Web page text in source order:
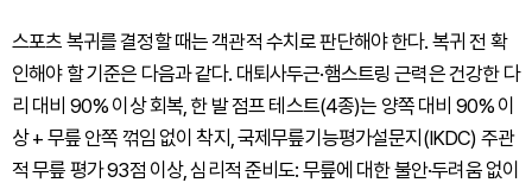
스포츠 복귀를 결정할 때는 객관적 수치로 판단해야 한다. 복귀 전 확
인해야 할 기준은 다음과 같다. 대퇴사두근·햄스트링 근력은 건강한 다
리 대비 90% 이상 회복, 한 발 점프 테스트(4종)는 양쪽 대비 90% 이
상 + 무릎 안쪽 꺾임 없이 착지, 국제무릎기능평가설문지(IKDC) 주관
적 무릎 평가 93점 이상, 심리적 준비도: 무릎에 대한 불안·두려움 없이